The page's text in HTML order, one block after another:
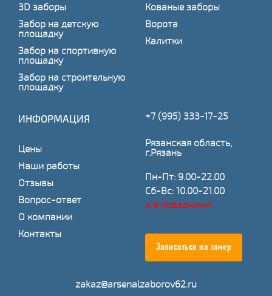
3D заборы
Забор на детскую
площадку
Забор на спортивную
площадку
Забор на строительную
площадку
Кованые заборы
Ворота
Калитки
ИНФОРМАЦИЯ
Цены
Наши работы
Отзывы
Вопрос-ответ
О компании
Контакты
+7 (995) 333-17-25
Рязанская область,
г.Рязань
Пн-Пт: 9.00-22.00
Сб-Вс: 10.00-21.00
и в праздники!
Записаться на замер
zakaz@arsenalzaborov62.ru